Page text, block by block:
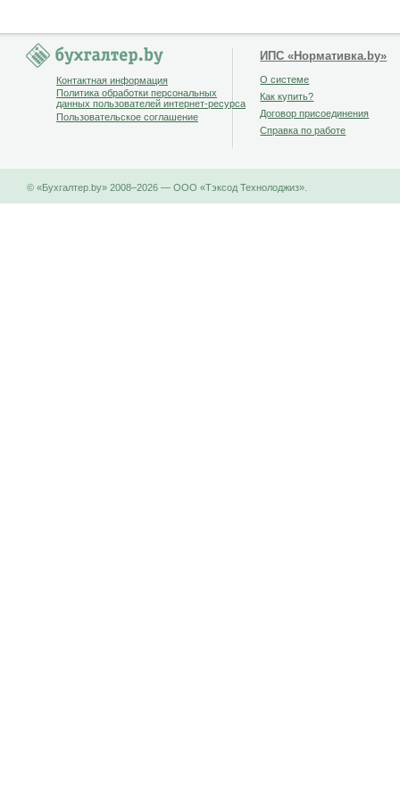
Контактная информация
Политика обработки персональных
данных пользователей интернет-ресурса
Пользовательское соглашение
ИПС «Нормативка.by»
О системе
Как купить?
Договор присоединения
Справка по работе
© «Бухгалтер.by» 2008–2026 — ООО «Тэксод Технолоджиз».